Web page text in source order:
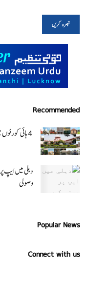
Recommended
دہلی میں ایپ
وصولی
Popular News
Connect with us